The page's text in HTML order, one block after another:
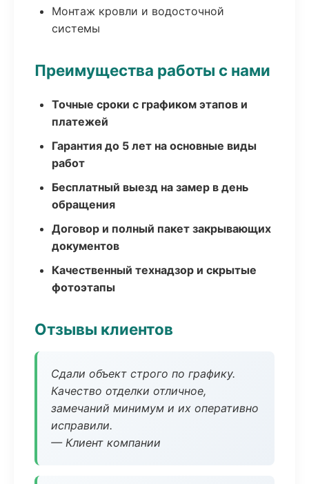
Монтаж кровли и водосточной
системы
Преимущества работы с нами
Точные сроки с графиком этапов и
платежей
Гарантия до 5 лет на основные виды
работ
Бесплатный выезд на замер в день
обращения
Договор и полный пакет закрывающих
документов
Качественный технадзор и скрытые
фотоэтапы
Отзывы клиентов
Сдали объект строго по графику.
Качество отделки отличное,
замечаний минимум и их оперативно
исправили.
— Клиент компании